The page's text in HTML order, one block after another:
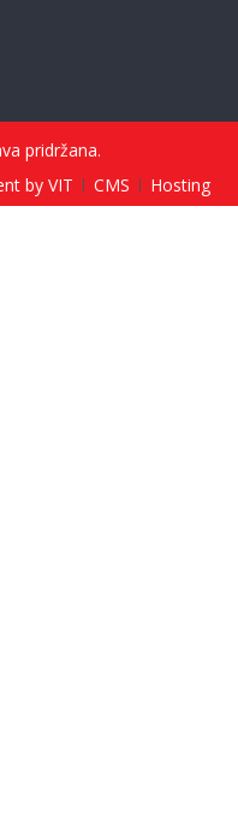
pridržana.
by VIT
CMS Hosting